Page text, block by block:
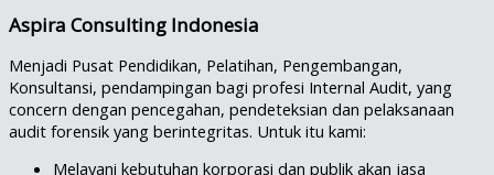
Aspira Consulting Indonesia
Menjadi Pusat Pendidikan, Pelatihan, Pengembangan,
Konsultansi, pendampingan bagi profesi Internal Audit, yang
concern dengan pencegahan, pendeteksian dan pelaksanaan
audit forensik yang berintegritas. Untuk itu kami:
Melayani kebutuhan korporasi dan publik akan jasa